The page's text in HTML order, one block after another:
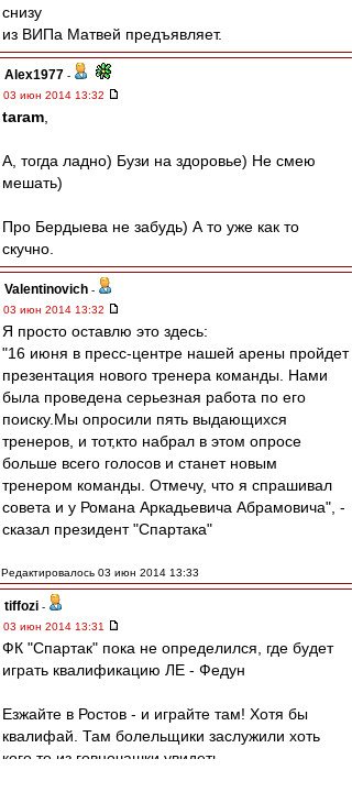
снизу
из ВИПа Матвей предъявляет.
Alex1977 -
03 июн 2014 13:32
taram
А, тогда ладно) Бузи на здоровье) Не смею
мешать)
Про Бердыева не забудь) А то уже как то
скучно.
Valentinovich -
03 июн 2014 13:32
Я просто оставлю это здесь:
"16 июня в пресс-центре нашей арены пройдет
презентация нового тренера команды. Нами
была проведена серьезная работа по его
поиску.Мы опросили пять выдающихся
тренеров, и тот,кто набрал в этом опросе
больше всего голосов и станет новым
тренером команды. Отмечу, что я спрашивал
совета и у Романа Аркадьевича Абрамовича", -
сказал президент "Спартака"
Редактировалось 03 июн 2014 13:33
tiffozi -
03 июн 2014 13:31
ФК "Спартак" пока не определился, где будет
играть квалификацию ЛЕ - Федун
Езжайте в Ростов - и играйте там! Хотя бы
квалифай. Там болельщики заслужили хоть
кого то из говночашки увидеть